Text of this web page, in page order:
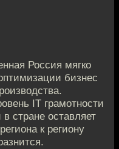
Россия мягко
бизнес
IT грамотности
стране оставляет
к региону